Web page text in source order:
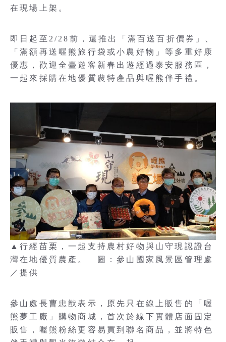
在現場上架。
即日起至2/28前，還推出「滿百送百折價券」、
「滿額再送喔熊旅行袋或小農好物」等多重好康
優惠，歡迎全臺遊客新春出遊經過泰安服務區，
一起來採購在地優質農特產品與喔熊伴手禮。
▲行經苗栗，一起支持農村好物與山守現認證台
灣在地優質農產。 圖：參山國家風景區管理處
／提供
參山處長曹忠猷表示，原先只在線上販售的「喔
熊夢工廠」購物商城，首次於線下實體店面固定
販售，喔熊粉絲更容易買到聯名商品，並將特色